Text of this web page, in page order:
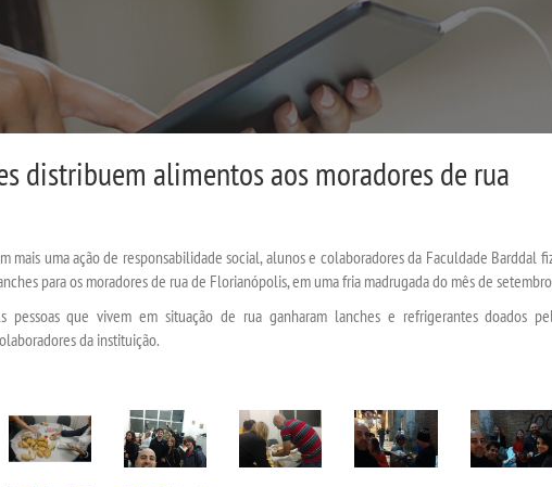
distribuem alimentos aos moradores de rua
mais uma ação de responsabilidade social, alunos e colaboradores da Faculdade Barddal
para os moradores de rua de Florianópolis, em uma fria madrugada do mês de
pessoas que vivem em situação de rua ganharam lanches e refrigerantes doados
da instituição.